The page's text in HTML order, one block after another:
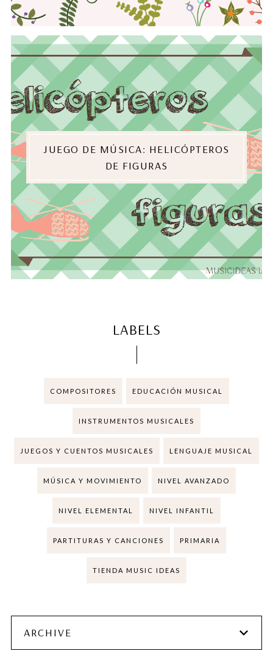
JUEGO DE MÚSICA: HELICÓPTEROS
DE FIGURAS
LABELS
COMPOSITORES EDUCACIÓN MUSICAL
INSTRUMENTOS MUSICALES
JUEGOS Y CUENTOS MUSICALES LENGUAJE MUSICAL
MÚSICA Y MOVIMIENTO NIVEL AVANZADO
NIVEL ELEMENTAL NIVEL INFANTIL
PARTITURAS Y CANCIONES PRIMARIA
TIENDA MUSIC IDEAS
ARCHIVE